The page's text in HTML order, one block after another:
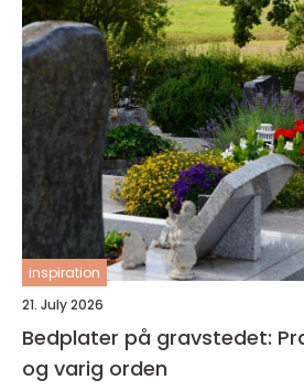
inspiration
21. July 2026
Bedplater på gravstedet:
og varig orden